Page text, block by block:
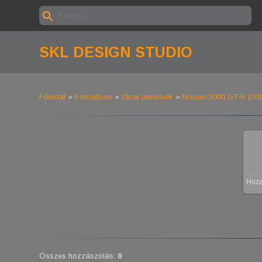
SKL DESIGN STUDIO
Főoldal » Fotóalbum » Utcai járművek » Nissan 2000 GT-R
Összes hozzászólás: 0